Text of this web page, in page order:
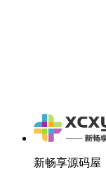
新畅享源码屋